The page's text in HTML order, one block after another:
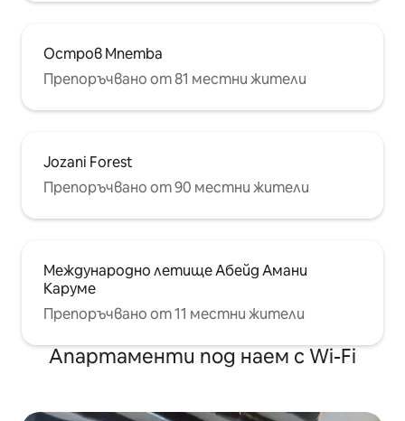
Остров Mnemba
Препоръчвано от 81 местни жители
Jozani Forest
Препоръчвано от 90 местни жители
Международно летище Абейд Амани
Каруме
Препоръчвано от 11 местни жители
Апартаменти под наем с Wi-Fi